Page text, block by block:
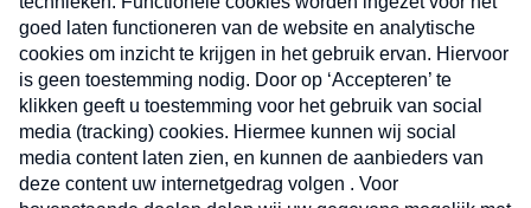
Volg ons op